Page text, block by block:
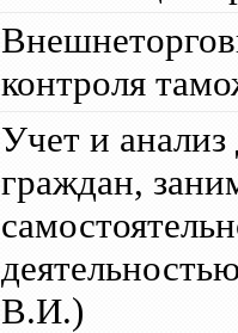
контроля
Учет и анализ
граждан,
В.И.)